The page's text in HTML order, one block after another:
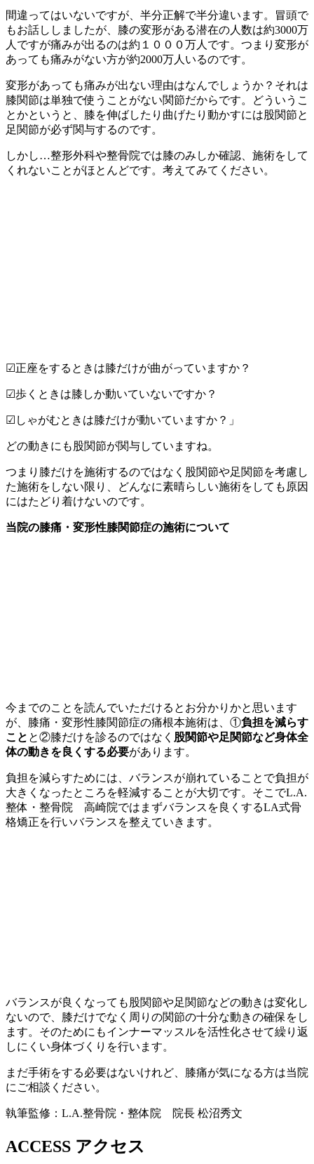
間違ってはいないですが、半分正解で半分違います。冒頭で
もお話ししましたが、膝の変形がある潜在の人数は約3000万
人ですが痛みが出るのは約１０００万人です。つまり変形が
あっても痛みがない方が約2000万人いるのです。
変形があっても痛みが出ない理由はなんでしょうか？それは
膝関節は単独で使うことがない関節だからです。どういうこ
とかというと、膝を伸ばしたり曲げたり動かすには股関節と
足関節が必ず関与するのです。
しかし…整形外科や整骨院では膝のみしか確認、施術をして
くれないことがほとんどです。考えてみてください。
☑正座をするときは膝だけが曲がっていますか？
☑歩くときは膝しか動いていないですか？
☑しゃがむときは膝だけが動いていますか？」
どの動きにも股関節が関与していますね。
つまり膝だけを施術するのではなく股関節や足関節を考慮し
た施術をしない限り、どんなに素晴らしい施術をしても原因
にはたどり着けないのです。
当院の膝痛・変形性膝関節症の施術について
今までのことを読んでいただけるとお分かりかと思います
が、膝痛・変形性膝関節症の痛根本施術は、①負担を減らす
こと と②膝だけを診るのではなく 股関節や足関節など身体全
体の動きを良くする必要があります。
負担を減らすためには、バランスが崩れていることで負担が
大きくなったところを軽減することが大切です。そこでL.A.
整体・整骨院 高崎院ではまずバランスを良くするLA式骨
格矯正を行いバランスを整えていきます。
バランスが良くなっても股関節や足関節などの動きは変化し
ないので、膝だけでなく周りの関節の十分な動きの確保をし
ます。そのためにもインナーマッスルを活性化させて繰り返
しにくい身体づくりを行います。
まだ手術をする必要はないけれど、膝痛が気になる方は当院
にご相談ください。
執筆監修：L.A.整骨院・整体院 院長 松沼秀文
ACCESS アクセス